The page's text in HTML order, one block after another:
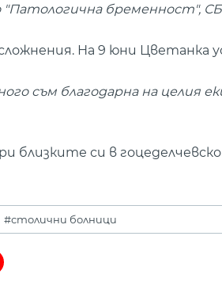
"Патологична бременност",
На 9 юни Цветанка
съм благодарна на целия
близките си в
#столични болници